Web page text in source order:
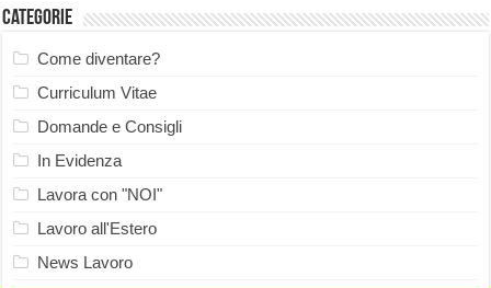
Categorie
Come diventare?
Curriculum Vitae
Domande e Consigli
In Evidenza
Lavora con "NOI"
Lavoro all'Estero
News Lavoro